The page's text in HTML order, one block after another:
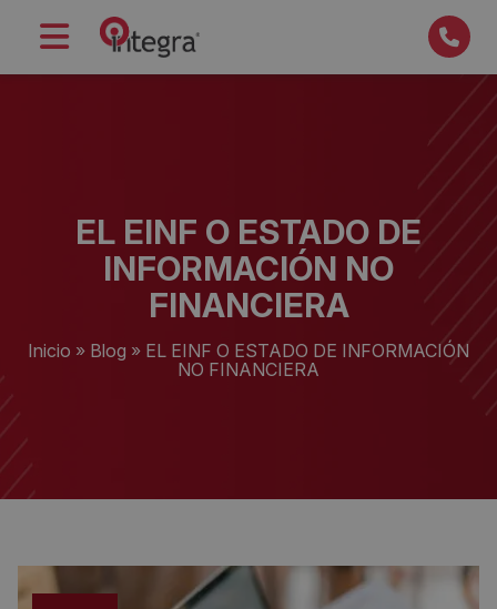
EL EINF O ESTADO DE
INFORMACIÓN NO
FINANCIERA
Inicio » Blog » EL EINF O ESTADO DE INFORMACIÓN
NO FINANCIERA